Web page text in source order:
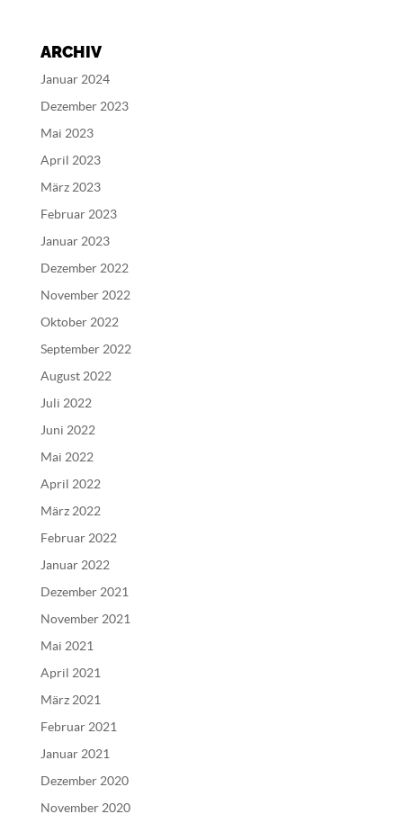
r
n
i
v
ARCHIV
Januar 2024
Dezember 2023
Mai 2023
April 2023
März 2023
Februar 2023
Januar 2023
Dezember 2022
November 2022
Oktober 2022
September 2022
August 2022
Juli 2022
Juni 2022
Mai 2022
April 2022
März 2022
Februar 2022
Januar 2022
Dezember 2021
November 2021
Mai 2021
April 2021
März 2021
Februar 2021
Januar 2021
Dezember 2020
November 2020